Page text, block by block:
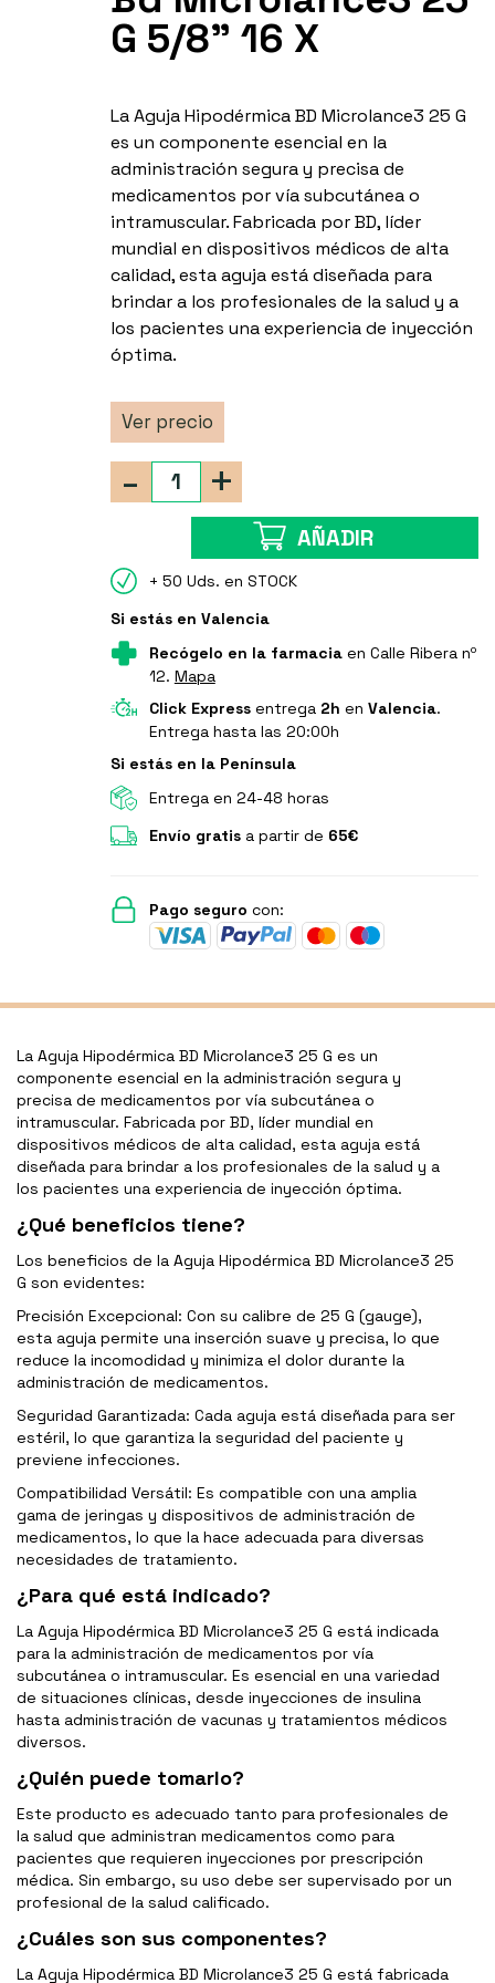
G 5/8" 16 X
La Aguja Hipodérmica BD Microlance3 25 G
es un componente esencial en la
administración segura y precisa de
medicamentos por vía subcutánea o
intramuscular. Fabricada por BD, líder
mundial en dispositivos médicos de alta
calidad, esta aguja está diseñada para
brindar a los profesionales de la salud y a
los pacientes una experiencia de inyección
óptima.
Ver precio
+
-
AÑADIR
+ 50 Uds. en STOCK
Si estás en Valencia
Recógelo en la farmaciaen Calle Ribera nº
12. Mapa
Click Expressentrega 2h en Valencia.
Entrega hasta las 20:00h
Si estás en la Península
Entrega en 24-48 horas
Envío gratisa partir de 65€
Pago seguro con:
La Aguja Hipodérmica BD Microlance3 25 G es un
componente esencial en la administración segura y
precisa de medicamentos por vía subcutánea o
intramuscular. Fabricada por BD, líder mundial en
dispositivos médicos de alta calidad, esta aguja está
diseñada para brindar a los profesionales de la salud y a
los pacientes una experiencia de inyección óptima.
¿Qué beneficios tiene?
Los beneficios de la Aguja Hipodérmica BD Microlance3 25
G son evidentes:
Precisión Excepcional: Con su calibre de 25 G (gauge),
esta aguja permite una inserción suave y precisa, lo que
reduce la incomodidad y minimiza el dolor durante la
administración de medicamentos.
Seguridad Garantizada: Cada aguja está diseñada para ser
estéril, lo que garantiza la seguridad del paciente y
previene infecciones.
Compatibilidad Versátil: Es compatible con una amplia
gama de jeringas y dispositivos de administración de
medicamentos, lo que la hace adecuada para diversas
necesidades de tratamiento.
¿Para qué está indicado?
La Aguja Hipodérmica BD Microlance3 25 G está indicada
para la administración de medicamentos por vía
subcutánea o intramuscular. Es esencial en una variedad
de situaciones clínicas, desde inyecciones de insulina
hasta administración de vacunas y tratamientos médicos
diversos.
¿Quién puede tomarlo?
Este producto es adecuado tanto para profesionales de
la salud que administran medicamentos como para
pacientes que requieren inyecciones por prescripción
médica. Sin embargo, su uso debe ser supervisado por un
profesional de la salud calificado.
¿Cuáles son sus componentes?
La Aguja Hipodérmica BD Microlance3 25 G está fabricada